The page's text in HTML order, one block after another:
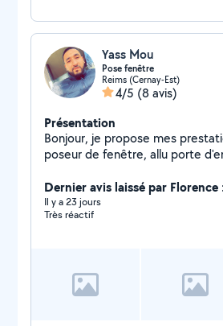
Yass Mou
Pose fenêtre
Reims (Cernay-Est)
4/5 (8 avis)
Présentation
Bonjour, je propose mes
poseur de fenêtre, allu porte
Dernier avis laissé par
Il y a 23 jours
Très réactif